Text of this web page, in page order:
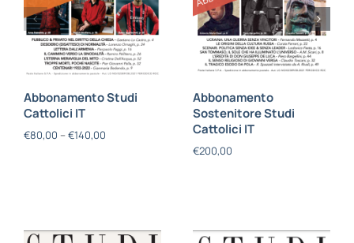
Abbonamento Studi
Cattolici IT
€80,00 – €140,00
Abbonamento
Sostenitore Studi
Cattolici IT
€200,00